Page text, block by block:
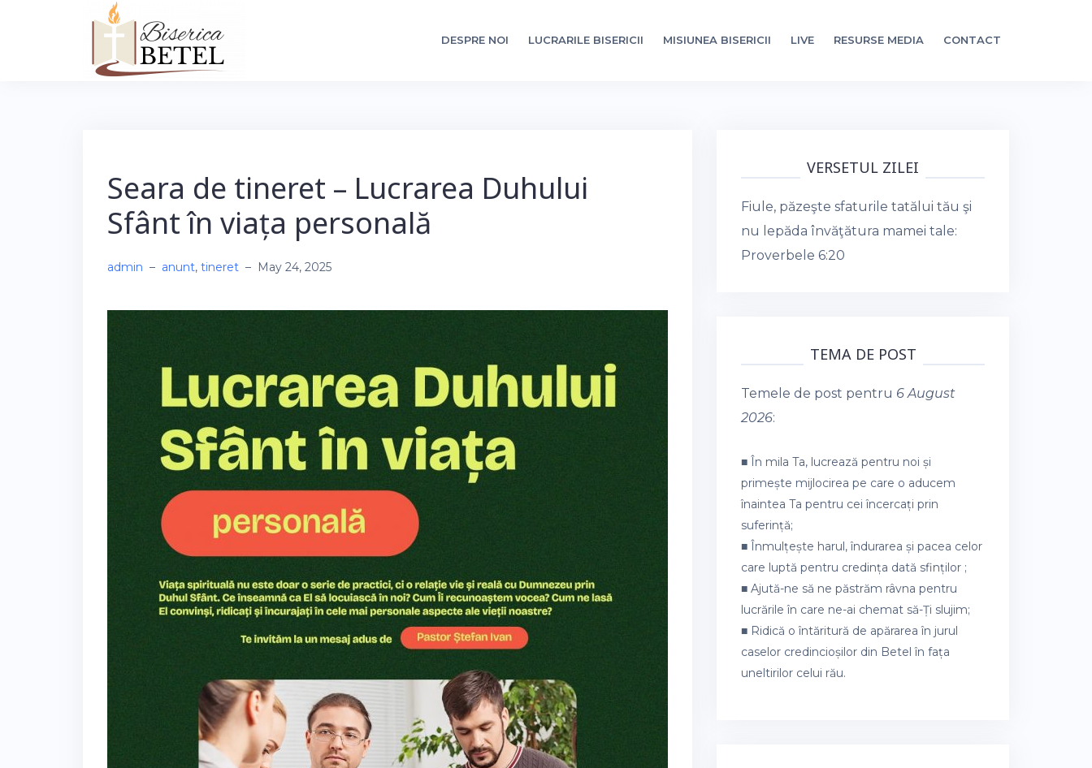
DESPRE NOI LUCRARILE BISERICII MISIUNEA BISERICII LIVE RESURSE MEDIA CONTACT
Seara de tineret – Lucrarea Duhului
Sfânt în viața personală
admin – anunt, tineret – May 24, 2025
VERSETUL ZILEI
Fiule, păzeşte sfaturile tatălui tău şi
nu lepăda învăţătura mamei tale:
Proverbele 6:20
TEMA DE POST
Temele de post pentru 6 August
2026:
■ În mila Ta, lucrează pentru noi și
primește mijlocirea pe care o aducem
înaintea Ta pentru cei încercați prin
suferință;
■ Înmulțește harul, îndurarea și pacea celor
care luptă pentru credința dată sfinților ;
■ Ajută-ne să ne păstrăm râvna pentru
lucrările în care ne-ai chemat să-Ți slujim;
■ Ridică o întăritură de apărarea în jurul
caselor credincioșilor din Betel în fața
uneltirilor celui rău.